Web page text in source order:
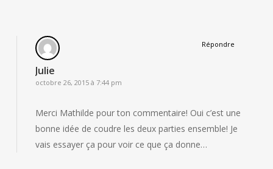
Julie
octobre 26, 2015 à 7:44 pm
Merci Mathilde pour ton commentaire! Oui c’est une
bonne idée de coudre les deux parties ensemble! Je
vais essayer ça pour voir ce que ça donne…
Répondre